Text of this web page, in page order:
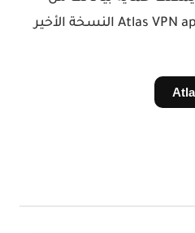
الهاكرز. الآن يمكنك تنزيل Atlas VPN apk النسخة الأخير